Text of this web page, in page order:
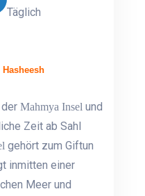
Täglich
derMahmya Insel und
Zeit ab Sahl
gehört zum Giftun
inmitten einer
Meer und